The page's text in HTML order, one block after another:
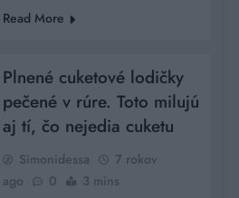
Read More
Plnené cuketové lodičky
pečené v rúre. Toto milujú
aj tí, čo nejedia cuketu
Simonidessa
7 rokov
ago
0 3 mins